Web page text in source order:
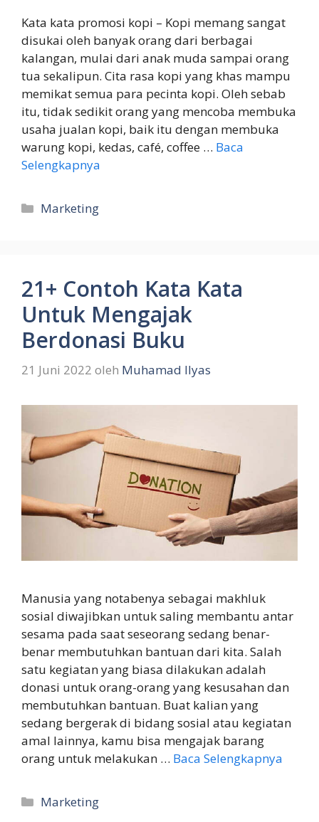
Kata kata promosi kopi – Kopi memang sangat
disukai oleh banyak orang dari berbagai
kalangan, mulai dari anak muda sampai orang
tua sekalipun. Cita rasa kopi yang khas mampu
memikat semua para pecinta kopi. Oleh sebab
itu, tidak sedikit orang yang mencoba membuka
usaha jualan kopi, baik itu dengan membuka
warung kopi, kedas, café, coffee … Baca
Selengkapnya
Kategori
Marketing
21+ Contoh Kata Kata
Untuk Mengajak
Berdonasi Buku
21 Juni 2022 oleh Muhamad Ilyas
Manusia yang notabenya sebagai makhluk
sosial diwajibkan untuk saling membantu antar
sesama pada saat seseorang sedang benar-
benar membutuhkan bantuan dari kita. Salah
satu kegiatan yang biasa dilakukan adalah
donasi untuk orang-orang yang kesusahan dan
membutuhkan bantuan. Buat kalian yang
sedang bergerak di bidang sosial atau kegiatan
amal lainnya, kamu bisa mengajak barang
orang untuk melakukan … Baca Selengkapnya
Kategori
Marketing